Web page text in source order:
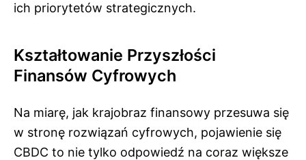
ich priorytetów strategicznych.
Kształtowanie Przyszłości
Finansów Cyfrowych
Na miarę, jak krajobraz finansowy przesuwa się
w stronę rozwiązań cyfrowych, pojawienie się
CBDC to nie tylko odpowiedź na coraz większe